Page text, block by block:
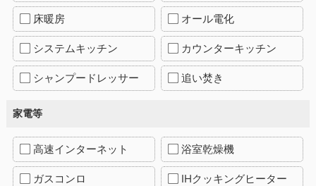
床暖房 オール電化
システムキッチン カウンターキッチン
シャンプードレッサー 追い焚き
家電等
高速インターネット 浴室乾燥機
ガスコンロ IHクッキングヒーター